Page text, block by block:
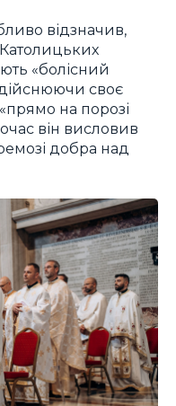
відзначив,
«болісний
своє
на порозі
він висловив
добра над